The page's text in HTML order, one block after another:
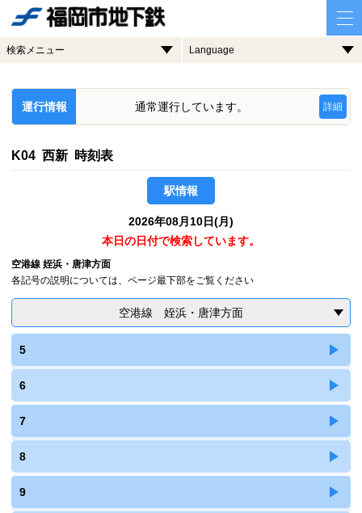
検索メニュー Language
運行情報 通常運行しています。 詳細
K04 西新 時刻表
駅情報
2026年08月10日(月)
本日の日付で検索しています。
空港線 姪浜・唐津方面
各記号の説明については、ページ最下部をご覧ください
空港線 姪浜・唐津方面
5
6
7
8
9